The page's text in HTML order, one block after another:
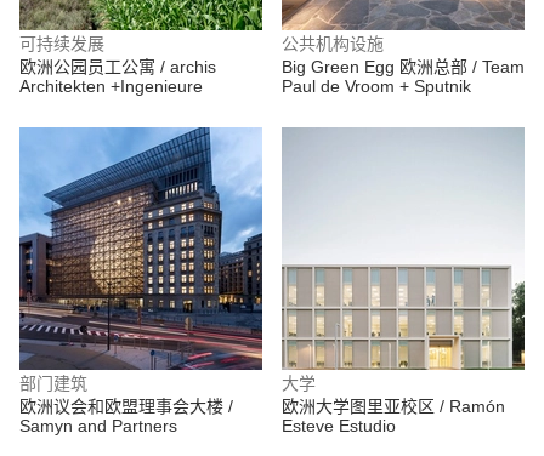
可持续发展
欧洲公园员工公寓 / archis
Architekten +Ingenieure
公共机构设施
Big Green Egg 欧洲总部 / Team
Paul de Vroom + Sputnik
部门建筑
欧洲议会和欧盟理事会大楼 /
Samyn and Partners
大学
欧洲大学图里亚校区 / Ramón
Esteve Estudio